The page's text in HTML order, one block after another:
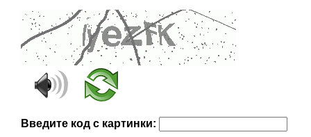
Введите код с картинки: